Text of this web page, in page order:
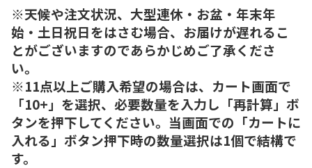
※天候や注文状況、大型連休・お盆・年末年
始・土日祝日をはさむ場合、お届けが遅れるこ
とがございますのであらかじめご了承くださ
い。
※11点以上ご購入希望の場合は、カート画面で
「10+」を選択、必要数量を入力し「再計算」ボ
タンを押下してください。当画面での「カートに
入れる」ボタン押下時の数量選択は1個で結構で
す。